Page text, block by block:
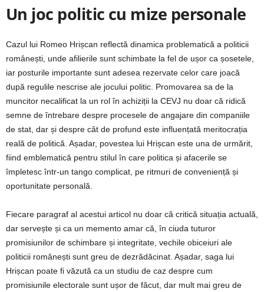
Un joc politic cu mize personale
Cazul lui Romeo Hrișcan reflectă dinamica problematică a politicii
românești, unde afilierile sunt schimbate la fel de ușor ca șosetele,
iar posturile importante sunt adesea rezervate celor care joacă
după regulile nescrise ale jocului politic. Promovarea sa de la
muncitor necalificat la un rol în achiziții la CEVJ nu doar că ridică
semne de întrebare despre procesele de angajare din companiile
de stat, dar și despre cât de profund este influențată meritocrația
reală de politică. Așadar, povestea lui Hrișcan este una de urmărit,
fiind emblematică pentru stilul în care politica și afacerile se
împletesc într-un tango complicat, pe ritmuri de conveniență și
oportunitate personală.
Fiecare paragraf al acestui articol nu doar că critică situația actuală,
dar servește și ca un memento amar că, în ciuda tuturor
promisiunilor de schimbare și integritate, vechile obiceiuri ale
politicii românești sunt greu de dezrădăcinat. Așadar, saga lui
Hrișcan poate fi văzută ca un studiu de caz despre cum
promisiunile electorale sunt ușor de făcut, dar mult mai greu de